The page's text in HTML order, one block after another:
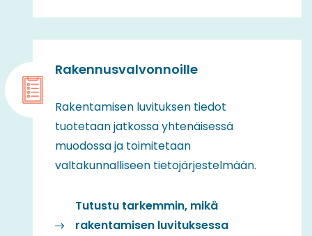
Rakennusvalvonnoille
Rakentamisen luvituksen tiedot
tuotetaan jatkossa yhtenäisessä
muodossa ja toimitetaan
valtakunnalliseen tietojärjestelmään.
Tutustu tarkemmin, mikä
rakentamisen luvituksessa